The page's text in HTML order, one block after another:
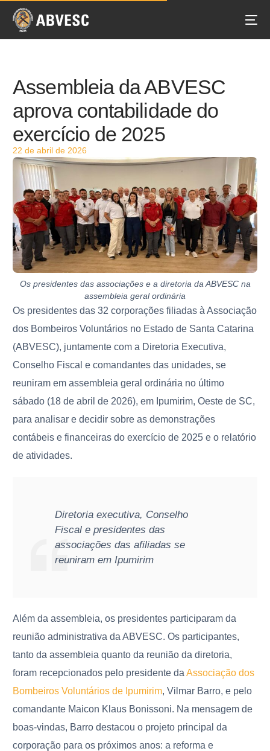
Assembleia da ABVESC
aprova contabilidade do
exercício de 2025
22 de abril de 2026
Os presidentes das associações e a diretoria da ABVESC na
assembleia geral ordinária
Os presidentes das 32 corporações filiadas à Associação
dos Bombeiros Voluntários no Estado de Santa Catarina
(ABVESC), juntamente com a Diretoria Executiva,
Conselho Fiscal e comandantes das unidades, se
reuniram em assembleia geral ordinária no último
sábado (18 de abril de 2026), em Ipumirim, Oeste de SC,
para analisar e decidir sobre as demonstrações
contábeis e financeiras do exercício de 2025 e o relatório
de atividades.
Diretoria executiva, Conselho
Fiscal e presidentes das
associações das afiliadas se
reuniram em Ipumirim
Além da assembleia, os presidentes participaram da
reunião administrativa da ABVESC. Os participantes,
tanto da assembleia quanto da reunião da diretoria,
foram recepcionados pelo presidente daAssociação dos
Bombeiros Voluntários de Ipumirim, Vilmar Barro, e pelo
comandante Maicon Klaus Bonissoni. Na mensagem de
boas-vindas, Barro destacou o projeto principal da
corporação para os próximos anos: a reforma e